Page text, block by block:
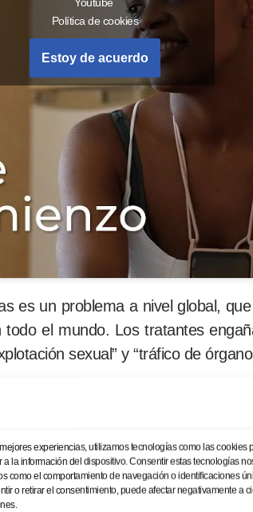
experiencias, utilizamos tecnologías como las cookies
a la información del dispositivo. Consentir estas tecnologías
como el comportamiento de navegación o identificaciones
o retirar el consentimiento, puede afectar negativamente a
Política de cookies
Estoy de acuerdo
es un problema a nivel global,
el mundo. Los tratantes
sexual” y “tráfico de
sus hijas. La Fundación Madrina
la misma está aumentando